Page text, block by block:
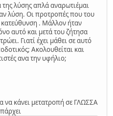
(students, key=lambda
)
2]
, MAX_TRIES + 1):
(input(
f"Προσπάθεια
LIMIT:
της λύσης απλά αναρωτιέμαι
λύση. Οι προτροπές που του
. Μάλλον ήταν
αυτό και μετά του ζήτησα
Γιατί έχει μάθει σε αυτό
Ακολουθείται και
ανα την υφήλιο;
να κάνει μετατροπή σε ΓΛΩΣΣΑ